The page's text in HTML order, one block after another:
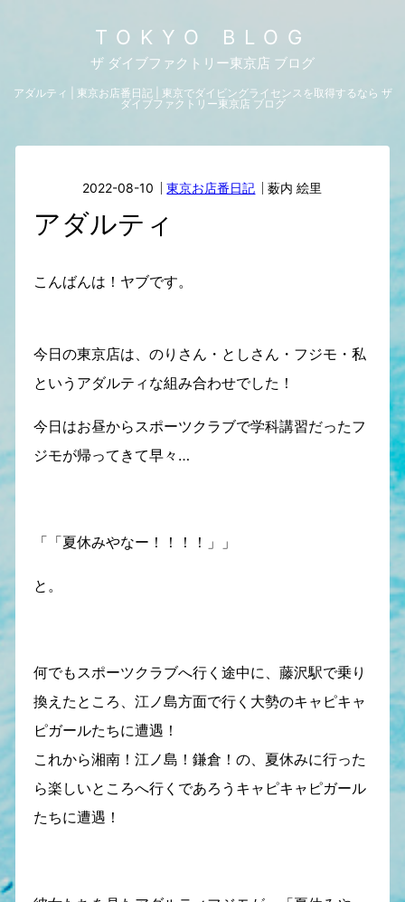
TOKYO BLOG
ザ ダイブファクトリー東京店 ブログ
アダルティ | 東京お店番日記 | 東京でダイビングライセンスを取得するなら ザ
ダイブファクトリー東京店 ブログ
2022-08-10 東京お店番日記 薮内 絵里
アダルティ
こんばんは！ヤブです。
今日の東京店は、のりさん・としさん・フジモ・私
というアダルティな組み合わせでした！
今日はお昼からスポーツクラブで学科講習だったフ
ジモが帰ってきて早々…
「「夏休みやなー！！！！」」
と。
何でもスポーツクラブへ行く途中に、藤沢駅で乗り
換えたところ、江ノ島方面で行く大勢のキャピキャ
ピガールたちに遭遇！
これから湘南！江ノ島！鎌倉！の、夏休みに行った
ら楽しいところへ行くであろうキャピキャピガール
たちに遭遇！